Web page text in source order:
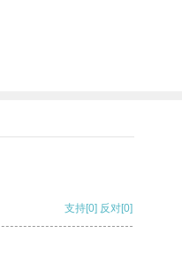
支持[0] 反对[0]